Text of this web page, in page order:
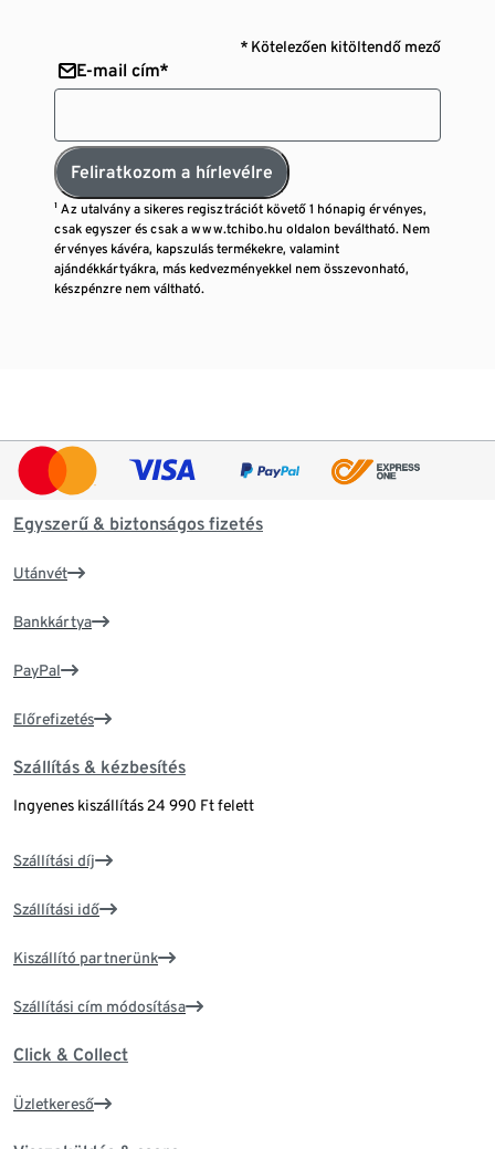
* Kötelezően kitöltendő mező
E-mail cím*
Feliratkozom a hírlevélre
¹ Az utalvány a sikeres regisztrációt követő 1 hónapig érvényes,
csak egyszer és csak a www.tchibo.hu oldalon beváltható. Nem
érvényes kávéra, kapszulás termékekre, valamint
ajándékkártyákra, más kedvezményekkel nem összevonható,
készpénzre nem váltható.
Egyszerű & biztonságos fizetés
Utánvét
Bankkártya
PayPal
Előrefizetés
Szállítás & kézbesítés
Ingyenes kiszállítás 24 990 Ft felett
Szállítási díj
Szállítási idő
Kiszállító partnerünk
Szállítási cím módosítása
Click & Collect
Üzletkereső